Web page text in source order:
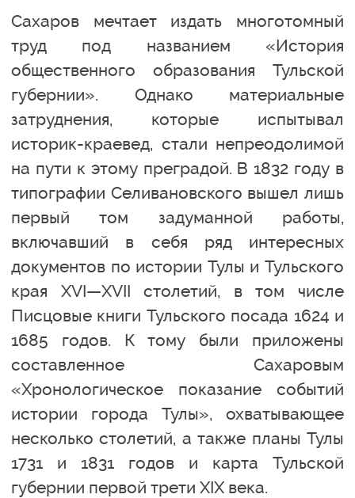
Сахаров мечтает издать многотомный
труд под названием «История
общественного образования Тульской
губернии». Однако материальные
затруднения, которые испытывал
историк-краевед, стали непреодолимой
на пути к этому преградой. В 1832 году в
типографии Селивановского вышел лишь
первый том задуманной работы,
включавший в себя ряд интересных
документов по истории Тулы и Тульского
края XVI—XVII столетий, в том числе
Писцовые книги Тульского посада 1624 и
1685 годов. К тому были приложены
составленное Сахаровым
«Хронологическое показание событий
истории города Тулы», охватывающее
несколько столетий, а также планы Тулы
1731 и 1831 годов и карта Тульской
губернии первой трети XIX века.